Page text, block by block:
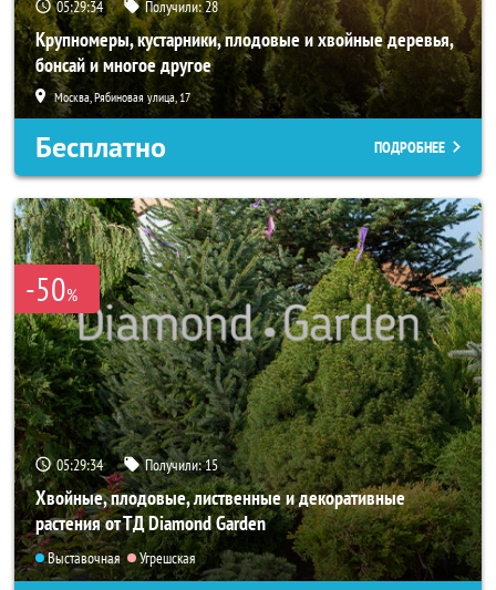
05:29:32 Получили:28
Крупномеры, кустарники, плодовые и хвойные деревья,
бонсай и многое другое
Москва, Рябиновая улица, 17
Бесплатно ПОДРОБНЕЕ
-50%
05:29:32 Получили:15
Хвойные, плодовые, лиственные и декоративные
растения от ТД Diamond Garden
Выставочная Угрешская